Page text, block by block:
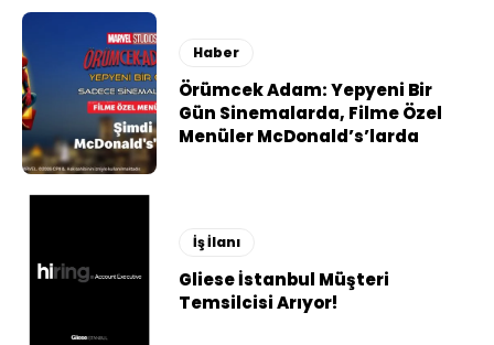
Haber
Örümcek Adam: Yepyeni Bir
Gün Sinemalarda, Filme Özel
Menüler McDonald’s’larda
İş İlanı
Gliese İstanbul Müşteri
Temsilcisi Arıyor!